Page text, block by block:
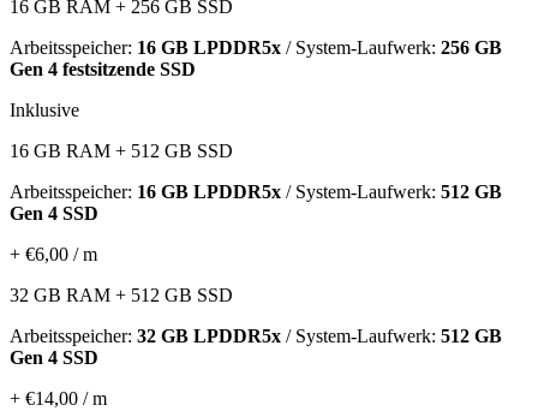
16 GB RAM + 256 GB SSD
Arbeitsspeicher: 16 GB LPDDR5x / System-Laufwerk: 256 GB
Gen 4 festsitzende SSD
Inklusive
16 GB RAM + 512 GB SSD
Arbeitsspeicher: 16 GB LPDDR5x / System-Laufwerk: 512 GB
Gen 4 SSD
+ €6,00 / m
32 GB RAM + 512 GB SSD
Arbeitsspeicher: 32 GB LPDDR5x / System-Laufwerk: 512 GB
Gen 4 SSD
+ €14,00 / m